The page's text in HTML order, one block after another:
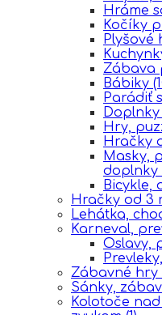
Hráme
Kočíky
Plyšové
Zábava
Bábiky
Parádiť
Hry,
Hračky
Masky,
doplnky
Bicykle,
Hračky od 3
Lehátka,
Karneval,
Oslavy,
Zábavné hry
Sánky,
Kolotoče